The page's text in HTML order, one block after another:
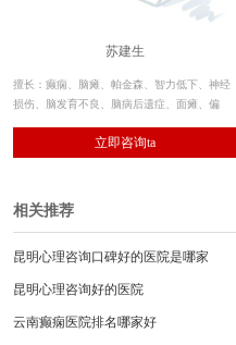
苏建生
擅长：癫痫、脑瘫、帕金森、智力低下、神经
损伤、脑发育不良、脑病后遗症、面瘫、偏
系统疾病，对多学科诊疗康复体系有着独到见
立即咨询ta
相关推荐
昆明心理咨询口碑好的医院是哪家
昆明心理咨询好的医院
云南癫痫医院排名哪家好